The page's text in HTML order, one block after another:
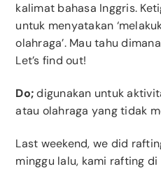
kalimat bahasa Inggris.
untuk menyatakan
olahraga’. Mau tahu
Let’s find out!
Do;digunakan untuk
atau olahraga yang tidak
Last weekend, we did
minggu lalu, kami rafting di